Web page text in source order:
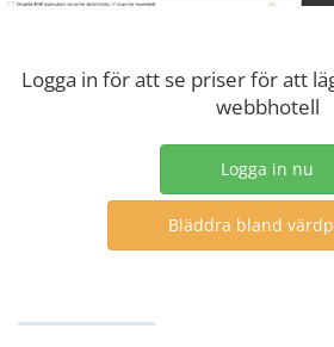
Logga in för att se priser för att
webbhotell
Logga in nu
Bläddra bland